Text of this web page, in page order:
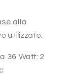
alla
utilizzato.
36 Watt:2